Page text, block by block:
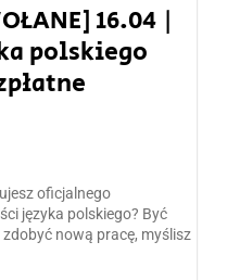
16.04 |
polskiego
oficjalnego
języka polskiego? Być
nową pracę, myślisz